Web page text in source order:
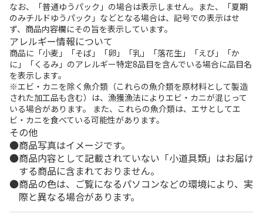
なお、「普通ゆうパック」の場合は表示しません。また、「夏期
のみチルドゆうパック」などとなる場合は、記号での表示はせ
ず、商品内容欄にその旨を表示しています。
アレルギー情報について
商品に「小麦」「そば」「卵」「乳」「落花生」「えび」「か
に」「くるみ」のアレルギー特定8品目を含んでいる場合に品目名
を表示します。
※エビ・カニを除く魚介類（これらの魚介類を原材料として製造
された加工品も含む）は、漁獲漁法によりエビ・カニが混じって
いる場合があります。 また、これらの魚介類は、エサとしてエ
ビ・カニを食べている可能性があります。
その他
商品写真はイメージです。
商品内容として記載されていない「小道具類」はお届け
する商品に含まれておりません。
商品の色は、ご覧になるパソコンなどの環境により、実
際と異なる場合があります。